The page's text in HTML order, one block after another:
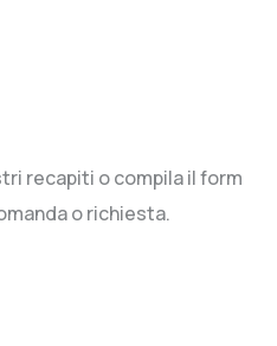
recapiti o compila il form
o richiesta.